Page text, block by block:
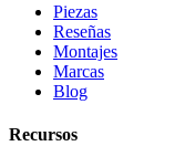
Piezas
Reseñas
Montajes
Marcas
Blog
Recursos